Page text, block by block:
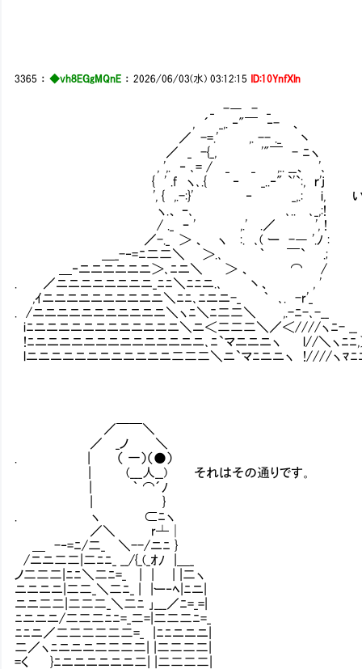
3365 ：◆vh8EGgMQnE ：2026/06/03(水) 03:12:15 ID:10YnfXln
_ -― - _
, ´ _,. ‐"￣ ‐- 、
／ -=.' ,. -- ._ 丶
／ _ -{_, '"￣ - ﾆヽ
, ',. ‐ ､= / _ _ ,.. __、 '､
{ ' .f ヽ､.{ ‐ _..‐" `'`:, ｒ'j
', { ,.-:}' ‐ _,.: i, いきなり700機買う必
ヽ.、 ｰ､ ､.. ､_,:!
/ ._ ｰ ' ,.' .／ ', !
／-._ ＞ 、 ヽ :. ､( ー -― '.ﾉ :
＿_-‐=ﾆ二二＼ ＞.
＿‐ニニニニニニ＞､ﾆ
. ／ニニニニニニニニ_ﾆﾆ＼ﾆﾆニ
,ｲニニニニニニニニニニ＼ﾆﾆ､ﾆニニ-_ ｀ ､.
. /ニニニニニニニニニニニ＼ヽﾆ＼ﾆ二二＼ ,.-ﾆ-､-
iﾆニニニニニニニニニニニニ＼ニ＜二二二＼／＜
!ﾆニニニニニニニニニニニニニニ､ﾆ`マニニニヽ
lニニニニニニニニニニニニ二二二＼ニ`マﾆニニヽ
／￣￣＼
／ _ノ ＼
. | （ 一）（●）
| (___人__) それはその通りです。
| ｀ ⌒´ﾉ
| }
. ヽ ⊂ﾆヽ
／＼ r┴│
＿ -‐=ﾆ/二_ ＼--/ニﾆ }
/ニニ二二|二ﾆﾆ_ __/{_(_ｵﾉ |＿_
ノ二二二|ﾆﾆ＼二ﾆ=_ | | | |二ヽ
ニニニニ|二二_＼二ﾆ_ | |ー‐ﾍ|ﾆニ|
ニニ二二|二二二_＼二ﾆ ｣___／ﾆ=_=|
ﾆニニニ/二二二ﾆﾆ=_二=|二二二ﾆ=_
ﾆﾆニ／二二二二二二=_ |ﾆﾆニニニ|
二／ヽﾆニニニ二二二二| |二二二二|
=く }ﾆニニニニニニ二| |二二二二|